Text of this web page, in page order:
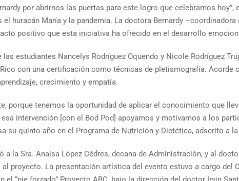
por abrirnos las puertas para este logro que celebramos hoy”,
huracán María y la pandemia. La doctora Bernardy
positivo que esta iniciativa ha ofrecido en el desarrollo
estudiantes Nancelys Rodríguez Oquendo y Nicole Rodríguez
con una certificación como técnicas de pletismografía. Acorde
crecimiento y empatía.
porque tenemos la oportunidad de aplicar el conocimiento que
intervención [con el Bod Pod] apoyamos y motivamos a los
su quinto año en el Programa de Nutrición y Dietética, adscrito a
la Sra. Anaisa López Cédres, decana de Administración, y al
proyecto. La presentación artística del evento estuvo a cargo del